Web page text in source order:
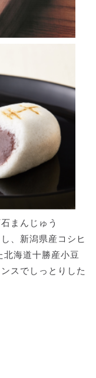
まんじゅう
、新潟県産コシヒ
北海道十勝産小豆
スでしっとりした